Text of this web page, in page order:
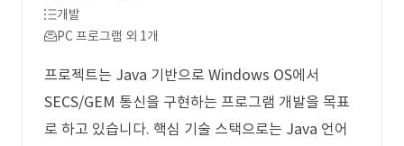
개발
PC 프로그램 외 1개
프로젝트는 Java 기반으로 Windows OS에서
SECS/GEM 통신을 구현하는 프로그램 개발을 목표
로 하고 있습니다. 핵심 기술 스택으로는 Java 언어